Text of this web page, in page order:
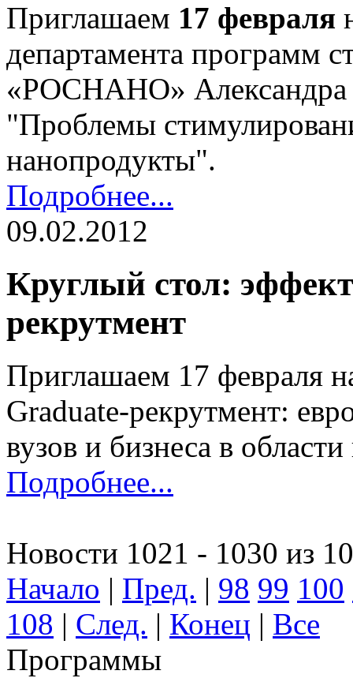
Приглашаем 17 февраля
департамента программ
«РОСНАНО» Александра
"Проблемы
нанопродукты".
Подробнее...
09.02.2012
Круглый стол:
рекрутмент
Приглашаем 17 февраля
Graduate-рекрутмент:
вузов и бизнеса в
Подробнее...
Новости 1021 - 1030 из
Начало | Пред. | 98 99 100
108 | След. | Конец | Все
Программы